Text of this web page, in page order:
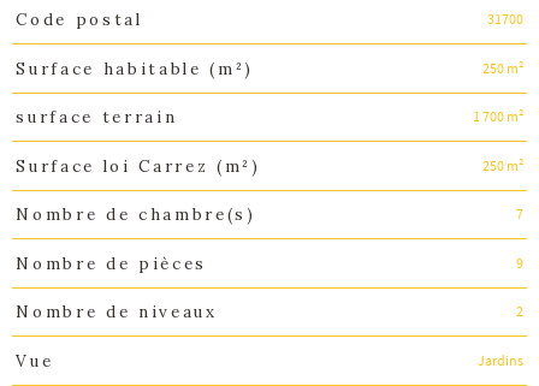
Caractéristiques Valeurs
Code postal 31700
Surface habitable (m²) 250 m²
surface terrain 1 700 m²
Surface loi Carrez (m²) 250 m²
Nombre de chambre(s) 7
Nombre de pièces 9
Nombre de niveaux 2
Vue Jardins